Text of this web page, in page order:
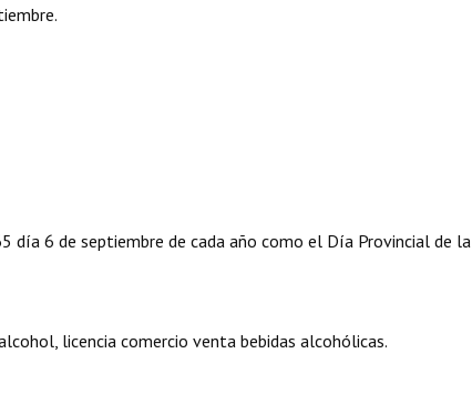
día 6 de septiembre de cada año como el Día Provincial de la
licencia comercio venta bebidas alcohólicas.